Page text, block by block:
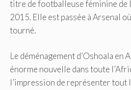
titre de footballeuse féminine de
2015. Elle est passée à Arsenal
tourné.
Le déménagement d’Oshoala en
énorme nouvelle dans toute
l’impression de représenter tout